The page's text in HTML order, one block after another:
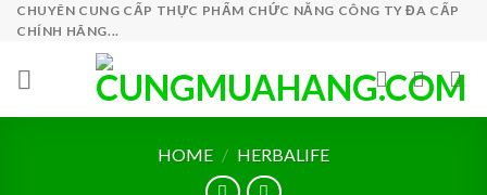
Skip
content
CHUYÊN CUNG CẤP THỰC PHẨM CHỨC NĂNG CÔNG TY ĐA CẤP
CHÍNH HÃNG...
HOME / HERBALIFE